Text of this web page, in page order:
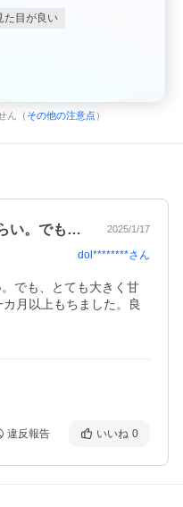
た目が良い
ん（ その他の注意点 ）
数は少なかった、確か7個くらい。でも、… 2025/1/17
dol********さん
でも、とても大きく甘
月以上もちました。良
違反報告 いいね 0